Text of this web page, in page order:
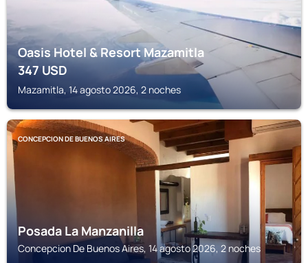
Oasis Hotel & Resort Mazamitla
347USD
Mazamitla, 14 agosto 2026, 2 noches
CONCEPCION DE BUENOS AIRES
Posada La Manzanilla
Concepcion De Buenos Aires, 14 agosto 2026, 2 noches